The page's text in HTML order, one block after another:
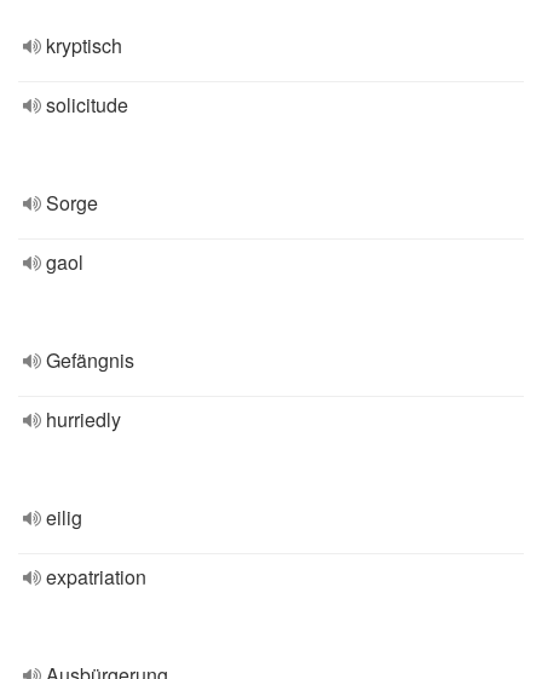
kryptisch
solicitude
Sorge
gaol
Gefängnis
hurriedly
eilig
expatriation